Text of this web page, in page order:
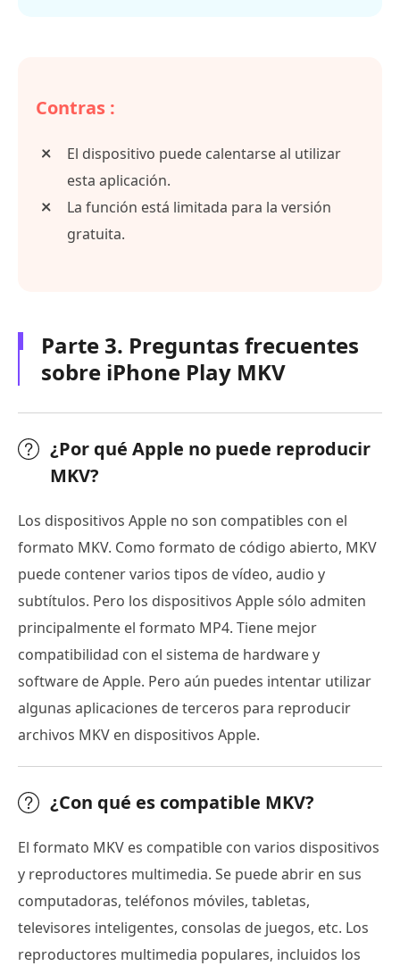
Contras :
El dispositivo puede calentarse al utilizar
esta aplicación.
La función está limitada para la versión
gratuita.
Parte 3. Preguntas frecuentes
sobre iPhone Play MKV
¿Por qué Apple no puede reproducir
MKV?
Los dispositivos Apple no son compatibles con el
formato MKV. Como formato de código abierto, MKV
puede contener varios tipos de vídeo, audio y
subtítulos. Pero los dispositivos Apple sólo admiten
principalmente el formato MP4. Tiene mejor
compatibilidad con el sistema de hardware y
software de Apple. Pero aún puedes intentar utilizar
algunas aplicaciones de terceros para reproducir
archivos MKV en dispositivos Apple.
¿Con qué es compatible MKV?
El formato MKV es compatible con varios dispositivos
y reproductores multimedia. Se puede abrir en sus
computadoras, teléfonos móviles, tabletas,
televisores inteligentes, consolas de juegos, etc. Los
reproductores multimedia populares, incluidos los